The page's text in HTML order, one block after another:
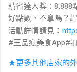
精省達人獎：8,888
好點數，不拿嗎？
活動詳情請見：
#王品瘋美食App#
★更多其他店家的